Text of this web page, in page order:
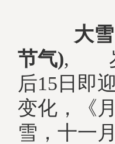
大
节气), 岁
后15日即
变化，《
雪，十一